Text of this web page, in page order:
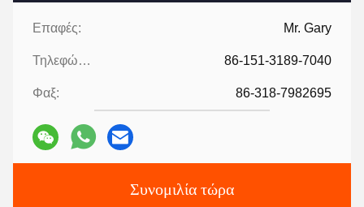
Επαφές: Mr. Gary
Τηλεφώνημα: 86-151-3189-7040
Φαξ: 86-318-7982695
Συνομιλία τώρα